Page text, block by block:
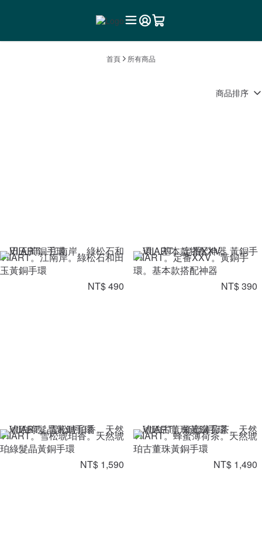
首頁 所有商品
商品排序
VIIART。江南岸。綠松石和田
玉黃銅手環
NT$ 490
VIIART。定番XXV。黃銅手
環。基本款搭配神器
NT$ 390
VIIART。雪松琥珀香。天然琥
珀綠髮晶黃銅手環
NT$ 1,590
VIIART。蜂蜜薄荷茶。天然琥
珀古董珠黃銅手環
NT$ 1,490